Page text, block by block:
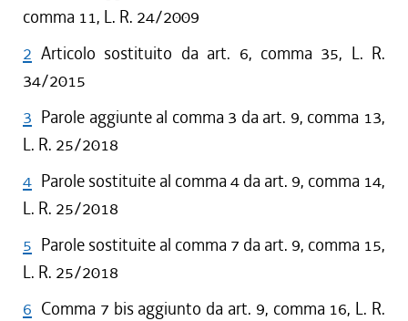
comma 11, L. R. 24/2009
2 Articolo sostituito da art. 6, comma 35, L. R.
34/2015
3 Parole aggiunte al comma 3 da art. 9, comma 13,
L. R. 25/2018
4 Parole sostituite al comma 4 da art. 9, comma 14,
L. R. 25/2018
5 Parole sostituite al comma 7 da art. 9, comma 15,
L. R. 25/2018
6 Comma 7 bis aggiunto da art. 9, comma 16, L. R.